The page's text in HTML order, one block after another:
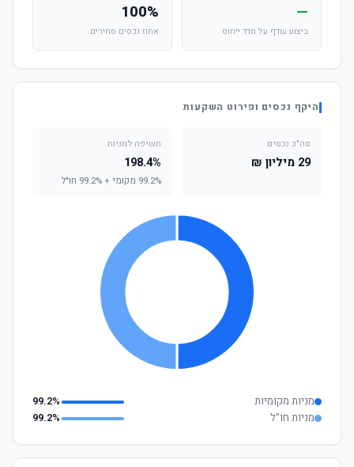
—
ביצוע עודף על מדד ייחוס
100%
אחוז נכסים סחירים
היקף נכסים ופירוט השקעות
סה"כ נכסים
29 מיליון ₪
חשיפה למניות
198.4%
99.2% מקומי + 99.2% חו"ל
מניות מקומיות
99.2%
מניות חו"ל
99.2%